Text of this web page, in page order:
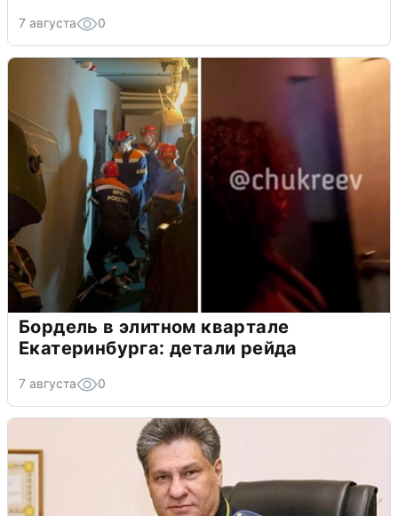
7 августа 0
Бордель в элитном квартале
Екатеринбурга: детали рейда
7 августа 0